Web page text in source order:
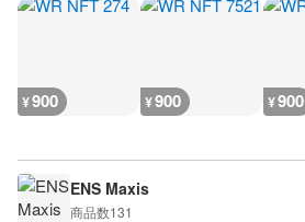
¥900 ¥900 ¥900
ENS Maxis
商品数131